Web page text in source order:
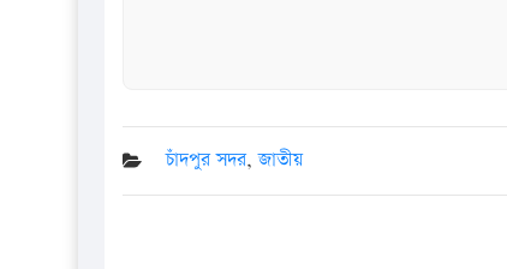
চাঁদপুর সদর,জাতীয়